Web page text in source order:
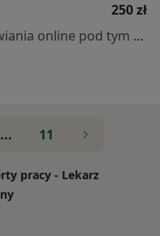
250 zł
Specjalista nie oferuje umawiania online pod tym adresem.
... 11
pracy - Lekarz